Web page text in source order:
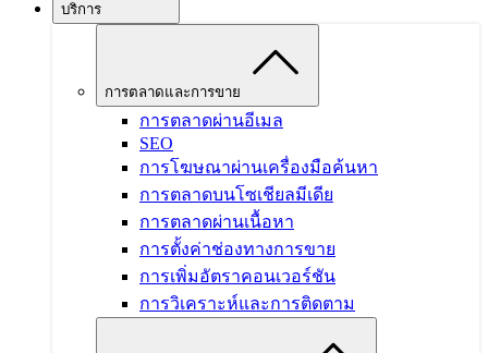
บริการ
การตลาดและการขาย
การตลาดผ่านอีเมล
SEO
การโฆษณาผ่านเครื่องมือค้นหา
การตลาดบนโซเชียลมีเดีย
การตลาดผ่านเนื้อหา
การตั้งค่าช่องทางการขาย
การเพิ่มอัตราคอนเวอร์ชัน
การวิเคราะห์และการติดตาม